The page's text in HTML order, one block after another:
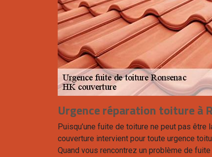
Urgence réparation toiture à
Puisqu’une fuite de toiture ne peut pas être
couverture intervient pour toute urgence
Quand vous rencontrez un problème de